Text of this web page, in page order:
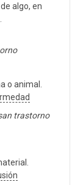
algo, en
o animal.
trastorno